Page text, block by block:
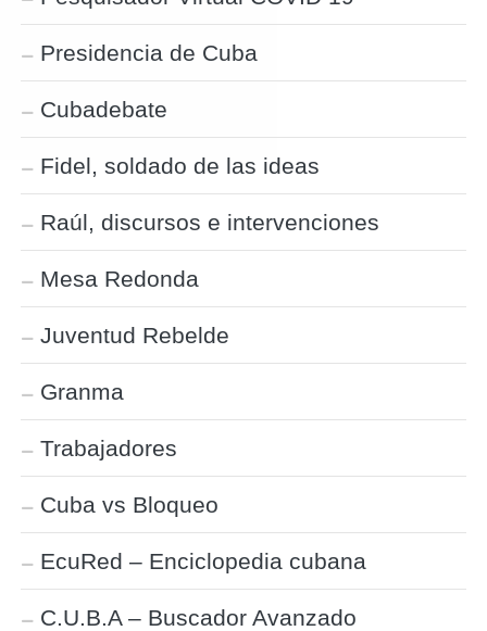
Presidencia de Cuba
Cubadebate
Fidel, soldado de las ideas
Raúl, discursos e intervenciones
Mesa Redonda
Juventud Rebelde
Granma
Trabajadores
Cuba vs Bloqueo
EcuRed – Enciclopedia cubana
C.U.B.A – Buscador Avanzado